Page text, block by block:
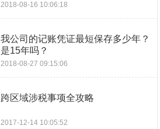
2018-08-16 10:06:18
我公司的记账凭证最短保存多少年？
是15年吗？
2018-08-27 09:15:06
跨区域涉税事项全攻略
2017-12-14 10:05:52